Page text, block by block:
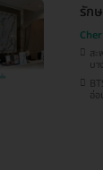
รัก
สะพานสูง , บางกะปิ , บางขุนเ
BTS รัชโยธิน , BTS ปุ